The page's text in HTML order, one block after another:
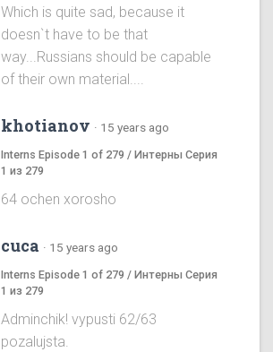
Which is quite sad, because it
doesn`t have to be that
way...Russians should be capable
of their own material....
khotianov · 15 years ago
Interns Episode 1 of 279 / Интерны Серия
1 из 279
64 ochen xorosho
cuca · 15 years ago
Interns Episode 1 of 279 / Интерны Серия
1 из 279
Adminchik! vypusti 62/63
pozalujsta.